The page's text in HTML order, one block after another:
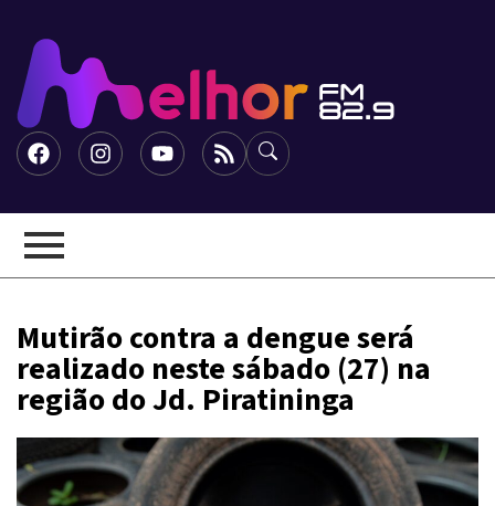
Mutirão contra a dengue será
realizado neste sábado (27) na
região do Jd. Piratininga